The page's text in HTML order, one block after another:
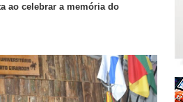
ao celebrar a memória do